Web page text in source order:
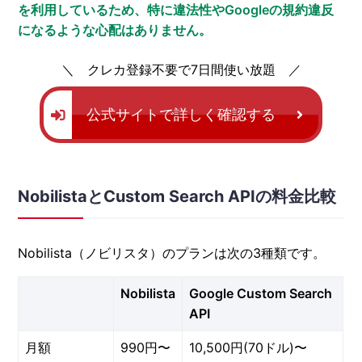
を利用しているため、特に違法性やGoogleの規約違反
になるような心配はありません。
クレカ登録不要で7日間使い放題
公式サイトで詳しく確認する
NobilistaとCustom Search APIの料金比較
Nobilista（ノビリスタ）のプランは次の3種類です。
Nobilista
Google Custom Search
API
月額 990円〜 10,500円(70ドル)〜